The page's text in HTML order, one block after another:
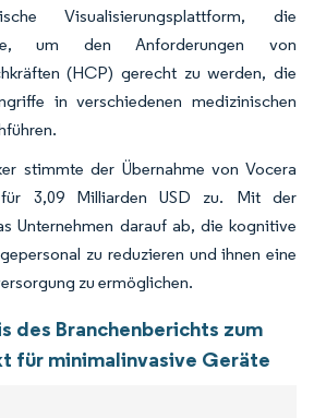
Visualisierungsplattform, die
um den Anforderungen von
(HCP) gerecht zu werden, die
in verschiedenen medizinischen
stimmte der Übernahme von Vocera
für 3,09 Milliarden USD zu. Mit der
Unternehmen darauf ab, die kognitive
zu reduzieren und ihnen eine
zu ermöglichen.
des Branchenberichts zum
für minimalinvasive Geräte